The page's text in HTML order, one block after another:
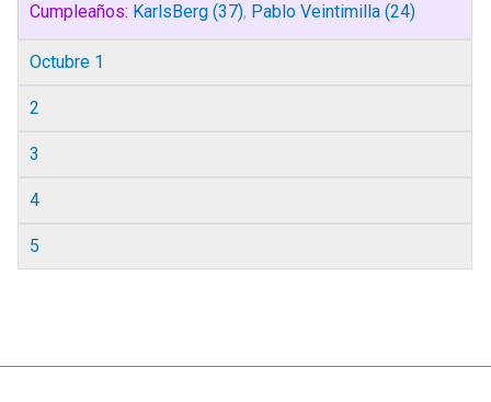
Cumpleaños: KarlsBerg (37), Pablo Veintimilla (24)
Octubre 1
2
3
4
5